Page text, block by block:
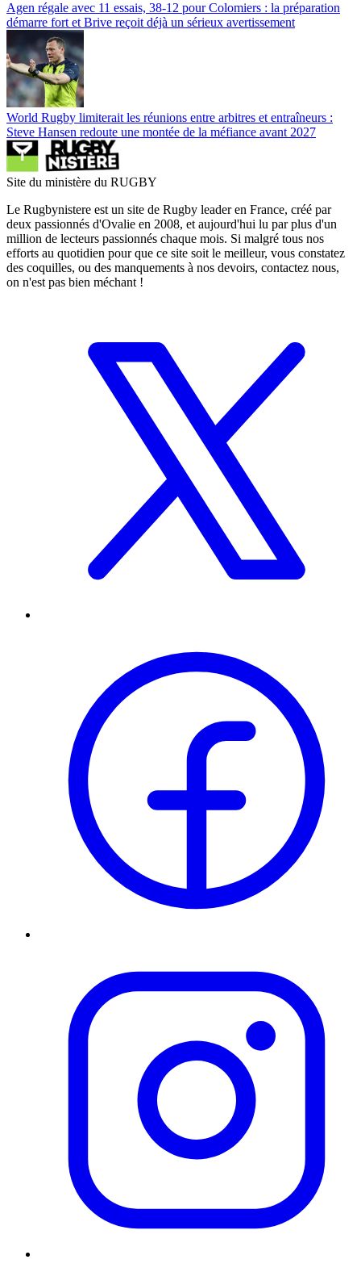
Agen régale avec 11 essais, 38-12 pour Colomiers : la préparation
démarre fort et Brive reçoit déjà un sérieux avertissement
World Rugby limiterait les réunions entre arbitres et entraîneurs :
Steve Hansen redoute une montée de la méfiance avant 2027
Site du ministère du RUGBY
Le Rugbynistere est un site de Rugby leader en France, créé par
deux passionnés d'Ovalie en 2008, et aujourd'hui lu par plus d'un
million de lecteurs passionnés chaque mois. Si malgré tous nos
efforts au quotidien pour que ce site soit le meilleur, vous constatez
des coquilles, ou des manquements à nos devoirs, contactez nous,
on n'est pas bien méchant !